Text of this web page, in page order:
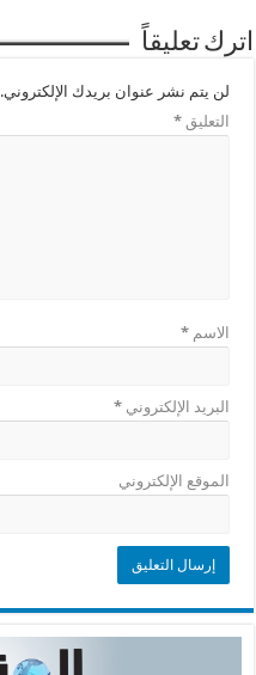
اترك تعليقاً
لن يتم نشر عنوان بريدك الإلكتروني.
التعليق*
الاسم*
البريد الإلكتروني*
الموقع الإلكتروني